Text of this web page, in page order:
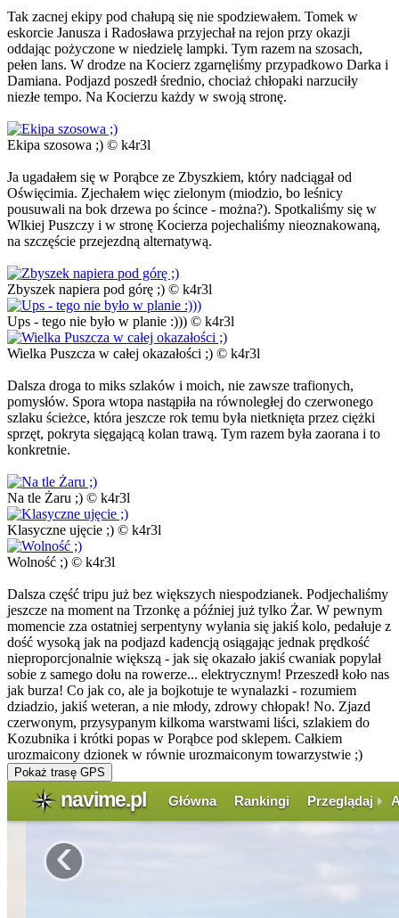
Tak zacnej ekipy pod chałupą się nie spodziewałem. Tomek w
eskorcie Janusza i Radosława przyjechał na rejon przy okazji
oddając pożyczone w niedzielę lampki. Tym razem na szosach,
pełen lans. W drodze na Kocierz zgarnęliśmy przypadkowo Darka i
Damiana. Podjazd poszedł średnio, chociaż chłopaki narzuciły
niezłe tempo. Na Kocierzu każdy w swoją stronę.
Ekipa szosowa ;) © k4r3l
Ja ugadałem się w Porąbce ze Zbyszkiem, który nadciągał od
Oświęcimia. Zjechałem więc zielonym (miodzio, bo leśnicy
pousuwali na bok drzewa po ścince - można?). Spotkaliśmy się w
Wlkiej Puszczy i w stronę Kocierza pojechaliśmy nieoznakowaną,
na szczęście przejezdną alternatywą.
Zbyszek napiera pod górę ;) © k4r3l
Ups - tego nie było w planie :))) © k4r3l
Wielka Puszcza w całej okazałości ;) © k4r3l
Dalsza droga to miks szlaków i moich, nie zawsze trafionych,
pomysłów. Spora wtopa nastąpiła na równoległej do czerwonego
szlaku ścieżce, która jeszcze rok temu była nietknięta przez ciężki
sprzęt, pokryta sięgającą kolan trawą. Tym razem była zaorana i to
konkretnie.
Na tle Żaru ;) © k4r3l
Klasyczne ujęcie ;) © k4r3l
Wolność ;) © k4r3l
Dalsza część tripu już bez większych niespodzianek. Podjechaliśmy
jeszcze na moment na Trzonkę a później już tylko Żar. W pewnym
momencie zza ostatniej serpentyny wyłania się jakiś kolo, pedałuje z
dość wysoką jak na podjazd kadencją osiągając jednak prędkość
nieproporcjonalnie większą - jak się okazało jakiś cwaniak popylał
sobie z samego dołu na rowerze... elektrycznym! Przeszedł koło nas
jak burza! Co jak co, ale ja bojkotuje te wynalazki - rozumiem
dziadzio, jakiś weteran, a nie młody, zdrowy chłopak! No. Zjazd
czerwonym, przysypanym kilkoma warstwami liści, szlakiem do
Kozubnika i krótki popas w Porąbce pod sklepem. Całkiem
urozmaicony dzionek w równie urozmaiconym towarzystwie ;)
Pokaż trasę GPS